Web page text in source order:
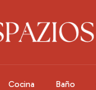
Cocina Baño